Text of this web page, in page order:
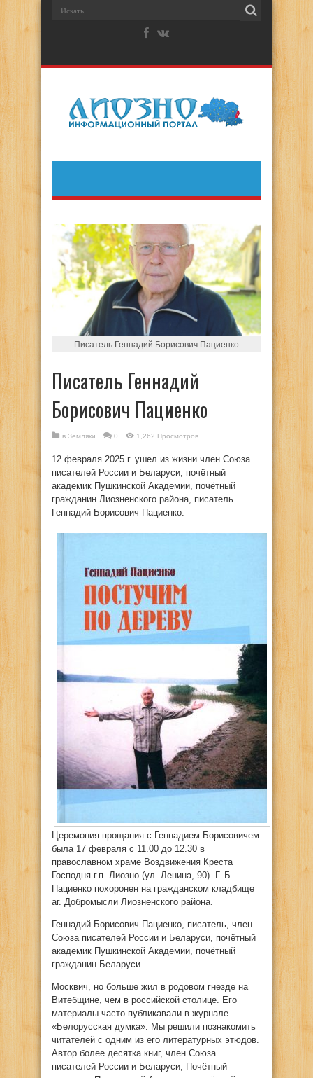
Писатель Геннадий Борисович Пациенко
Писатель Геннадий
Борисович Пациенко
в Земляки 0 1,262 Просмотров
12 февраля 2025 г. ушел из жизни член Союза
писателей России и Беларуси, почётный
академик Пушкинской Академии, почётный
гражданин Лиозненского района, писатель
Геннадий Борисович Пациенко.
Церемония прощания с Геннадием Борисовичем
была 17 февраля с 11.00 до 12.30 в
православном храме Воздвижения Креста
Господня г.п. Лиозно (ул. Ленина, 90). Г. Б.
Пациенко похоронен на гражданском кладбище
аг. Добромысли Лиозненского района.
Геннадий Борисович Пациенко, писатель, член
Союза писателей России и Беларуси, почётный
академик Пушкинской Академии, почётный
гражданин Беларуси.
Москвич, но больше жил в родовом гнезде на
Витебщине, чем в российской столице. Его
материалы часто публикавали в журнале
«Белорусская думка». Мы решили познакомить
читателей с одним из его литературных этюдов.
Автор более десятка книг, член Союза
писателей России и Беларуси, Почётный